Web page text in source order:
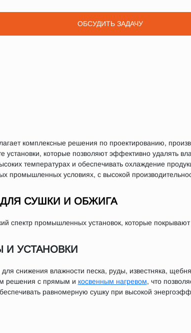
ОБСУДИТЬ ЗАДАЧУ
комплексные решения по проектированию,
установки, которые позволяют эффективно удалять
температурах и обеспечивать охлаждение
промышленных условиях, с высокой
СУШКИ И ОБЖИГА
спектр промышленных установок, которые покрывают
И УСТАНОВКИ
для снижения влажности песка, руды, известняка,
решения с прямым и косвенным нагревом, что
равномерную сушку при высокой